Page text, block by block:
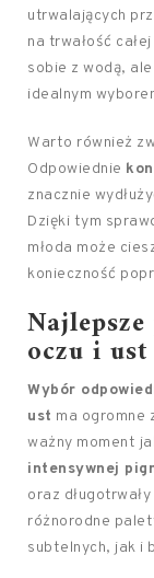
utrwalających
na trwałość
sobie z wodą,
idealnym
Warto również
Odpowiednie
znacznie
Dzięki tym
młoda może
konieczność
oczu i ust
Wybór
ust ma ogromne
ważny moment
intensywnej
oraz
różnorodne
subtelnych, jak i